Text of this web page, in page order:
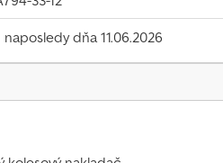
naposledy dňa 11.06.2026